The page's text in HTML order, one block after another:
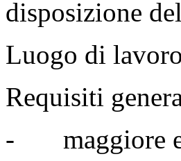
disposizione
Luogo di
Requisiti
- maggiore